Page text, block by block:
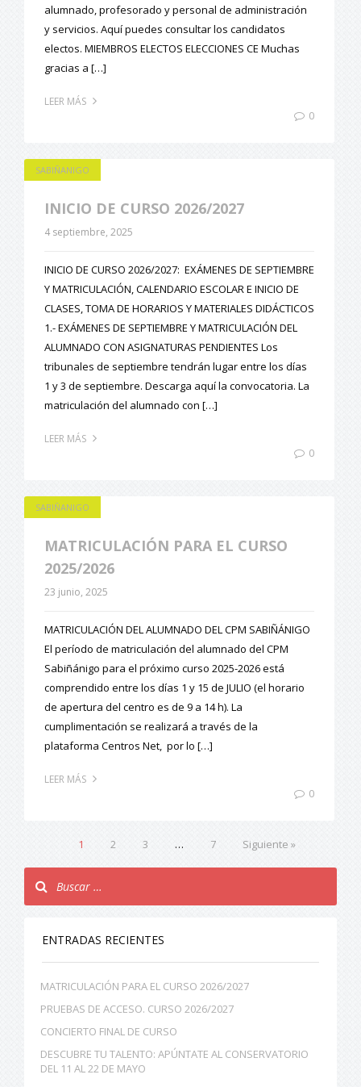
alumnado, profesorado y personal de administración
y servicios. Aquí puedes consultar los candidatos
electos. MIEMBROS ELECTOS ELECCIONES CE Muchas
gracias a […]
LEER MÁS
0
SABIÑANIGO
INICIO DE CURSO 2026/2027
4 septiembre, 2025
INICIO DE CURSO 2026/2027: EXÁMENES DE SEPTIEMBRE
Y MATRICULACIÓN, CALENDARIO ESCOLAR E INICIO DE
CLASES, TOMA DE HORARIOS Y MATERIALES DIDÁCTICOS
1.- EXÁMENES DE SEPTIEMBRE Y MATRICULACIÓN DEL
ALUMNADO CON ASIGNATURAS PENDIENTES Los
tribunales de septiembre tendrán lugar entre los días
1 y 3 de septiembre. Descarga aquí la convocatoria. La
matriculación del alumnado con […]
LEER MÁS
0
SABIÑANIGO
MATRICULACIÓN PARA EL CURSO
2025/2026
23 junio, 2025
MATRICULACIÓN DEL ALUMNADO DEL CPM SABIÑÁNIGO
El período de matriculación del alumnado del CPM
Sabiñánigo para el próximo curso 2025-2026 está
comprendido entre los días 1 y 15 de JULIO (el horario
de apertura del centro es de 9 a 14 h). La
cumplimentación se realizará a través de la
plataforma Centros Net, por lo […]
LEER MÁS
0
1 2 3 … 7 Siguiente »
ENTRADAS RECIENTES
MATRICULACIÓN PARA EL CURSO 2026/2027
PRUEBAS DE ACCESO. CURSO 2026/2027
CONCIERTO FINAL DE CURSO
DESCUBRE TU TALENTO: APÚNTATE AL CONSERVATORIO
DEL 11 AL 22 DE MAYO